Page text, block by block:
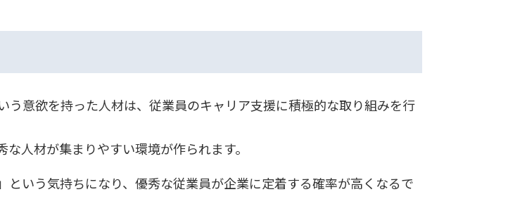
意欲を持った人材は、従業員のキャリア支援に積極的な取り組みを行
人材が集まりやすい環境が作られます。
いう気持ちになり、優秀な従業員が企業に定着する確率が高くなるで